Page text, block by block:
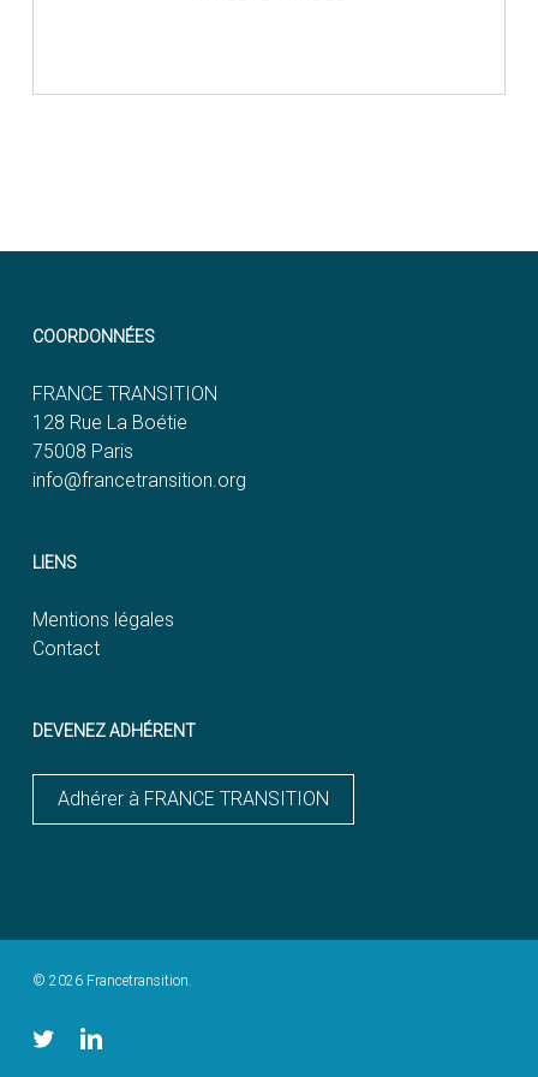
COORDONNÉES
FRANCE TRANSITION
128 Rue La Boétie
75008 Paris
info@francetransition.org
LIENS
Mentions légales
Contact
DEVENEZ ADHÉRENT
Adhérer à FRANCE TRANSITION
© 2026 Francetransition.
twitter linkedin